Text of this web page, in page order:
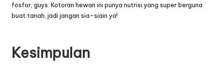
fosfor, guys. Kotoran hewan ini punya nutrisi yang super berguna
buat tanah, jadi jangan sia-siain ya!
Kesimpulan